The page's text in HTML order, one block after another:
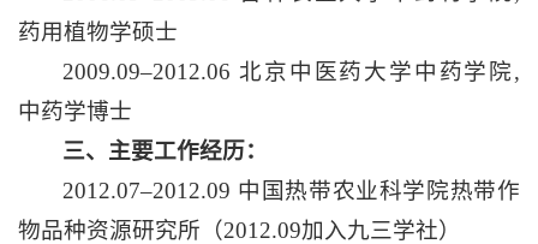
药用植物学硕士
2009.09–2012.06 北京中医药大学中药学院,
中药学博士
三、 主要工作经历：
2012.07–2012.09 中国热带农业科学院热带作
物品种资源研究所（2012.09加入九三学社）